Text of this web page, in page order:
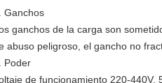
Ganchos
ganchos de la carga son
abuso peligroso, el gancho no
Poder
de funcionamiento 220-440V,